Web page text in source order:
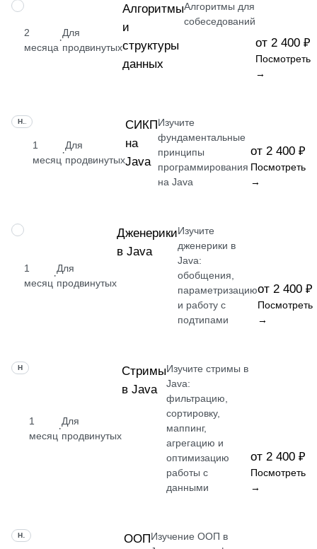
НАВЫК
2
месяца
·
Для
продвинутых
Алгоритмы
и
структуры
данных
Алгоритмы для
собеседований
от 2 400 ₽
Посмотреть
→
1
месяц
·
Для
продвинутых
СИКП
на
Java
Изучите
фундаментальные
принципы
программирования
на Java
от 2 400 ₽
Посмотреть
→
НАВЫК
1
месяц
·
Для
продвинутых
Дженерики
в Java
Изучите
дженерики в
Java:
обобщения,
параметризацию
и работу с
подтипами
от 2 400 ₽
Посмотреть
→
НАВЫК
1
месяц
·
Для
продвинутых
Стримы
в Java
Изучите стримы в
Java:
фильтрацию,
сортировку,
маппинг,
агрегацию и
оптимизацию
работы с
данными
от 2 400 ₽
Посмотреть
→
НАВЫК ООПИзучение ООП в